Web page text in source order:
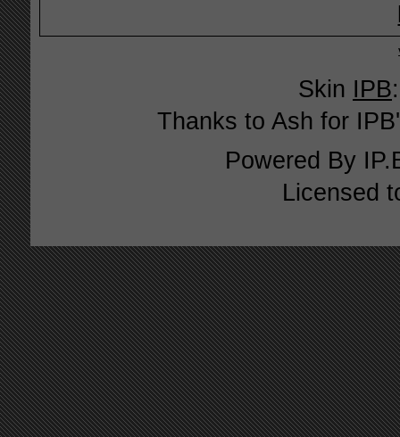
Skin IPB
Thanks to Ash for
Powered By
Licensed